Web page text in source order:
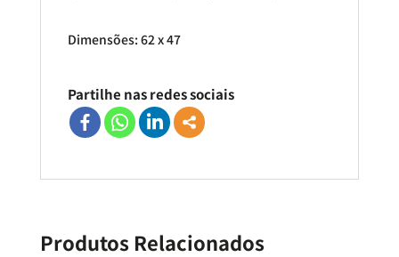
Dimensões: 62 x 47
Partilhe nas redes sociais
Produtos Relacionados